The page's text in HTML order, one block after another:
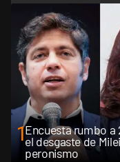
1Encuesta rumbo
el desgaste de
peronismo